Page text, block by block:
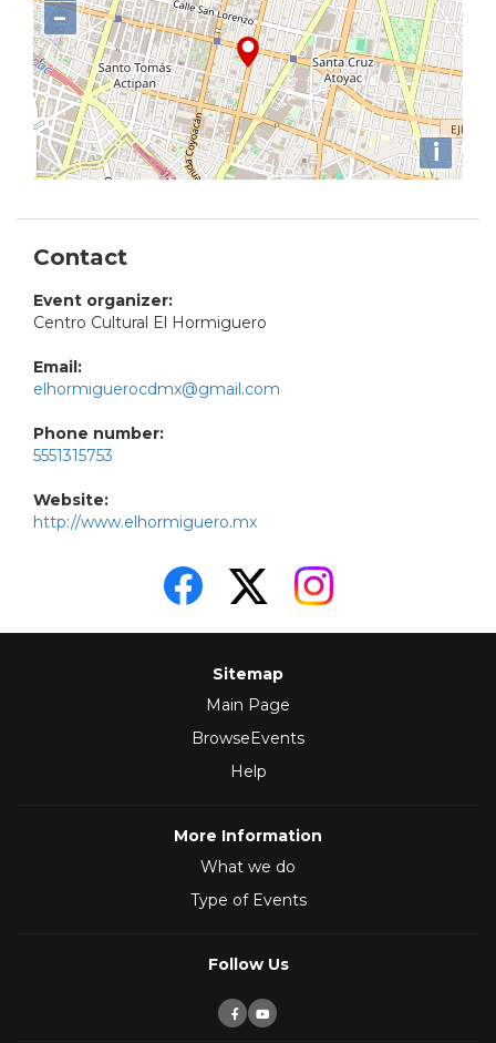
−
i
Contact
Event organizer:
Centro Cultural El Hormiguero
Email:
elhormiguerocdmx@gmail.com
Phone number:
5551315753
Website:
http://www.elhormiguero.mx
Sitemap
Main Page
BrowseEvents
Help
More Information
What we do
Type of Events
Follow Us